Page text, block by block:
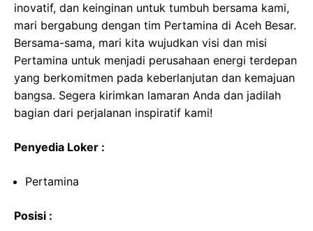
inovatif, dan keinginan untuk tumbuh bersama kami,
mari bergabung dengan tim Pertamina di Aceh Besar.
Bersama-sama, mari kita wujudkan visi dan misi
Pertamina untuk menjadi perusahaan energi terdepan
yang berkomitmen pada keberlanjutan dan kemajuan
bangsa. Segera kirimkan lamaran Anda dan jadilah
bagian dari perjalanan inspiratif kami!
Penyedia Loker :
Pertamina
Posisi :